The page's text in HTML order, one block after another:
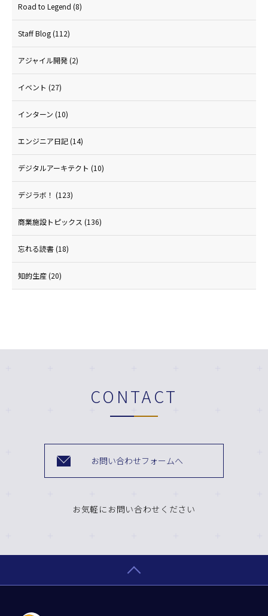
Road to Legend (8)
Staff Blog(112)
アジャイル開発(2)
イベント (27)
インターン (10)
エンジニア日記(14)
デジタルアーキテクト (10)
デジラボ！ (123)
商業施設トピックス (136)
忘れる読書(18)
知的生産(20)
CONTACT
お問い合わせフォームへ
お気軽にお問い合わせください